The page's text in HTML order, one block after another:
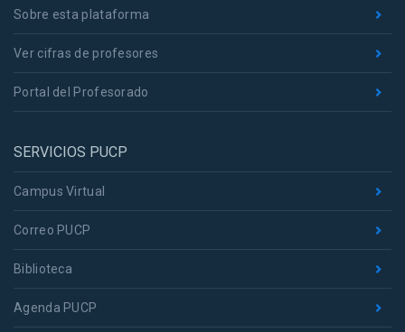
Sobre esta plataforma
Ver cifras de profesores
Portal del Profesorado
SERVICIOS PUCP
Campus Virtual
Correo PUCP
Biblioteca
Agenda PUCP